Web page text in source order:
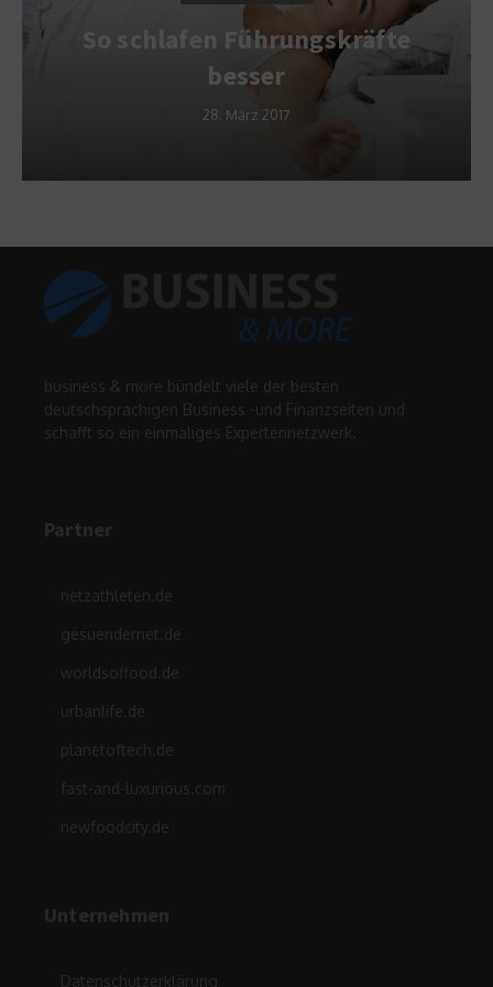
So schlafen Führungskräfte
besser
28. März 2017
business & more bündelt viele der besten
deutschsprachigen Business -und Finanzseiten und
schafft so ein einmaliges Expertennetzwerk.
Partner
netzathleten.de
gesuendernet.de
worldsoffood.de
urbanlife.de
planetoftech.de
fast-and-luxurious.com
newfoodcity.de
Unternehmen
Datenschutzerklärung